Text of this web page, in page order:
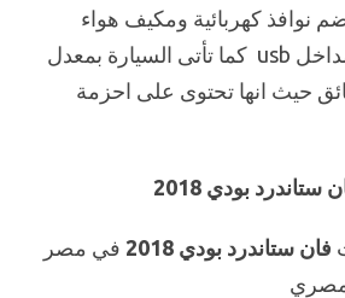
نوافذ كهربائية ومكيف هواء
وباور وتضم أيضا مداخل usb كما تأتى السيارة بمعدل
حيث انها تحتوى على احزمة
بودي 2018
فان ستاندرد بودي 2018
في مصر